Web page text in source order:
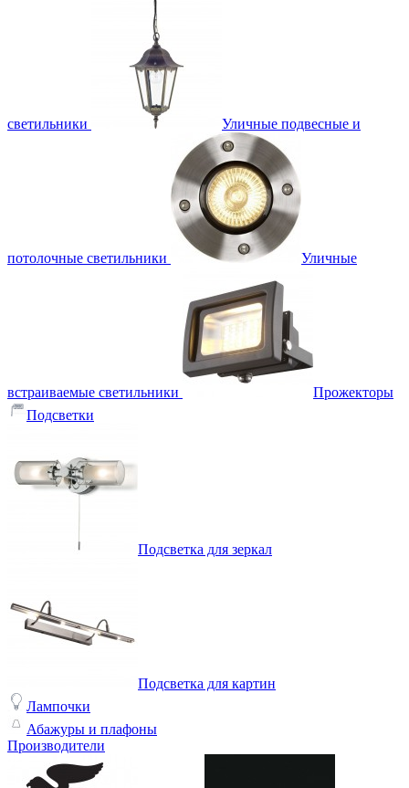
светильники Уличные подвесные и
потолочные светильники Уличные
встраиваемые светильники
Прожекторы
Подсветки
Подсветка для зеркал
Подсветка для картин
Лампочки
Абажуры и плафоны
Производители